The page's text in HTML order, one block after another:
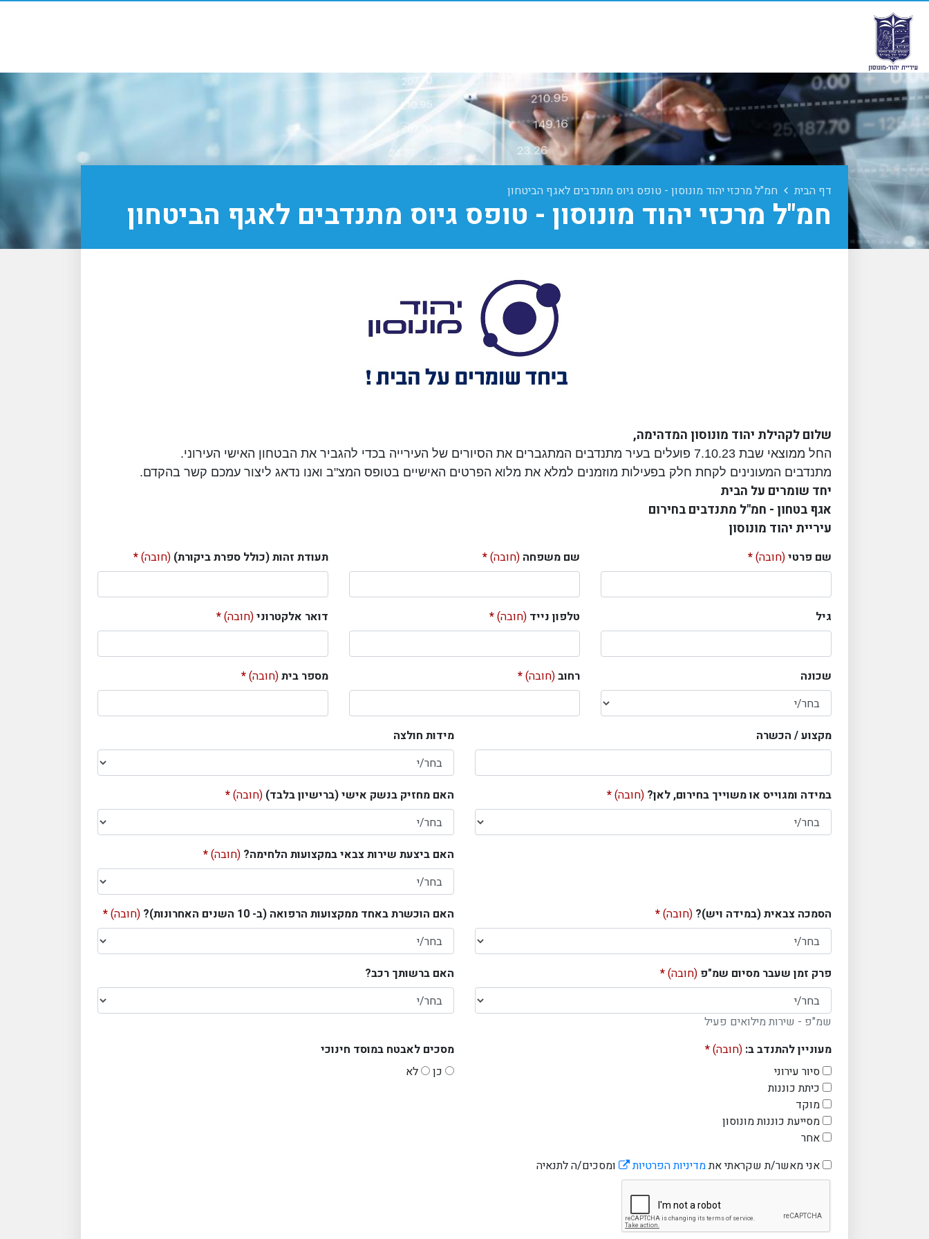
דף הבית חמ"ל מרכזי יהוד מונוסון - טופס גיוס מתנדבים לאגף הביטחון
חמ"ל מרכזי יהוד מונוסון - טופס גיוס מתנדבים לאגף הביטחון
שלום לקהילת יהוד מונוסון המדהימה,
החל ממוצאי שבת 7.10.23 פועלים בעיר מתנדבים המתגברים את הסיורים של העירייה בכדי להגביר את הבטחון האישי העירוני.
מתנדבים המעונינים לקחת חלק בפעילות מוזמנים למלא את מלוא הפרטים האישיים בטופס המצ"ב ואנו נדאג ליצור עמכם קשר בהקדם.
יחד שומרים על הבית
אגף בטחון - חמ"ל מתנדבים בחירום
עיריית יהוד מונוסון
שם פרטי(חובה) שם משפחה (חובה) תעודת זהות (כולל ספרת ביקורת) (חובה)
גיל טלפון נייד (חובה) דואר אלקטרוני(חובה)
שכונה רחוב(חובה) מספר בית(חובה)
מקצוע / הכשרה מידות חולצה
במידה ומגוייס או משוייך בחירום, לאן? (חובה) האם מחזיק בנשק אישי (ברישיון בלבד) (חובה)
האם ביצעת שירות צבאי במקצועות הלחימה? (חובה)
הסמכה צבאית (במידה ויש)? (חובה) האם הוכשרת באחד ממקצועות הרפואה (ב- 10 השנים האחרונות)? (חובה)
פרק זמן שעבר מסיום שמ"פ (חובה)
שמ"פ - שירות מילואים פעיל
האם ברשותך רכב?
מעוניין להתנדב ב: (חובה)
סיור עירוני
כיתת כוננות
מוקד
מסייעת כוננות מונוסון
אחר
מסכים לאבטח במוסד חינוכי
כן
לא
אני מאשר/ת שקראתי אתמדיניות הפרטיות ומסכים/ה לתנאיה